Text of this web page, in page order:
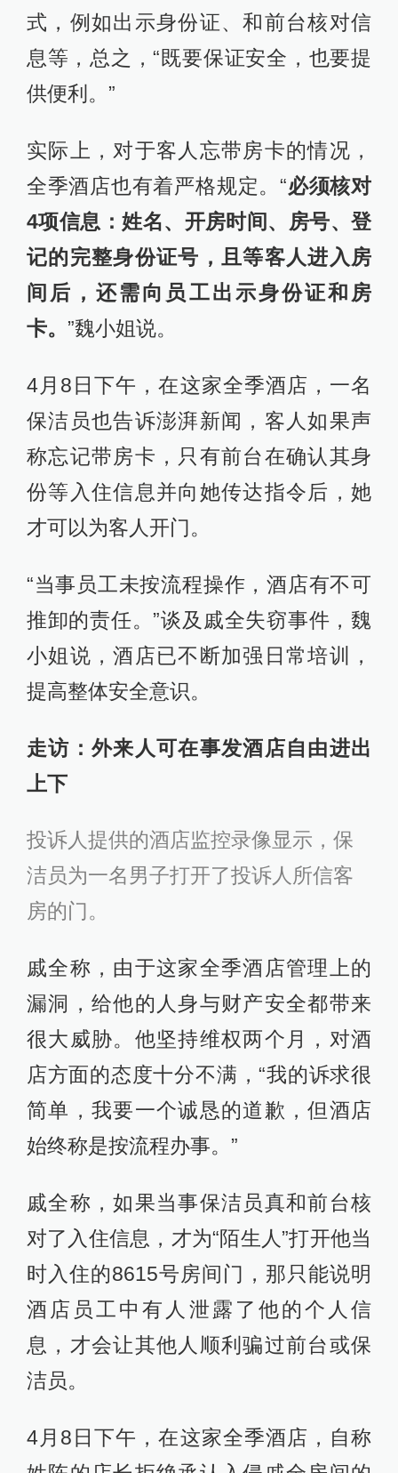
式，例如出示身份证、和前台核对信
息等，总之，“既要保证安全，也要提
供便利。”
实际上，对于客人忘带房卡的情况，
全季酒店也有着严格规定。“必须核对
4项信息：姓名、开房时间、房号、登
记的完整身份证号，且等客人进入房
间后，还需向员工出示身份证和房
卡。 ”魏小姐说。
4月8日下午，在这家全季酒店，一名
保洁员也告诉澎湃新闻，客人如果声
称忘记带房卡，只有前台在确认其身
份等入住信息并向她传达指令后，她
才可以为客人开门。
“当事员工未按流程操作，酒店有不可
推卸的责任。”谈及戚全失窃事件，魏
小姐说，酒店已不断加强日常培训，
提高整体安全意识。
走访：外来人可在事发酒店自由进出
上下
投诉人提供的酒店监控录像显示，保
洁员为一名男子打开了投诉人所信客
房的门。
戚全称，由于这家全季酒店管理上的
漏洞，给他的人身与财产安全都带来
很大威胁。他坚持维权两个月，对酒
店方面的态度十分不满，“我的诉求很
简单，我要一个诚恳的道歉，但酒店
始终称是按流程办事。”
戚全称，如果当事保洁员真和前台核
对了入住信息，才为“陌生人”打开他当
时入住的8615号房间门，那只能说明
酒店员工中有人泄露了他的个人信
息，才会让其他人顺利骗过前台或保
洁员。
4月8日下午，在这家全季酒店，自称